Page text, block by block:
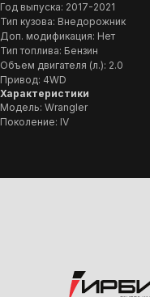
Год выпуска: 2017-2021
Тип кузова: Внедорожник
Доп. модификация: Нет
Тип топлива: Бензин
Объем двигателя (л.): 2.0
Привод: 4WD
Характеристики
Модель: Wrangler
Поколение: IV